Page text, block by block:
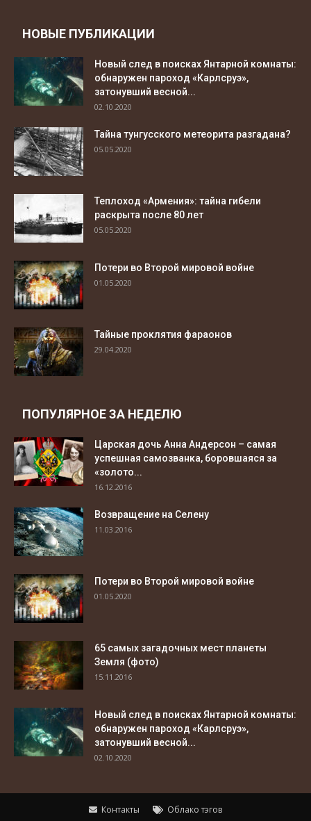
НОВЫЕ ПУБЛИКАЦИИ
Новый след в поисках Янтарной комнаты:
обнаружен пароход «Карлсруэ»,
затонувший весной...
02.10.2020
Тайна тунгусского метеорита разгадана?
05.05.2020
Теплоход «Армения»: тайна гибели
раскрыта после 80 лет
05.05.2020
Потери во Второй мировой войне
01.05.2020
Тайные проклятия фараонов
29.04.2020
ПОПУЛЯРНОЕ ЗА НЕДЕЛЮ
Царская дочь Анна Андерсон – самая
успешная самозванка, боровшаяся за
«золото...
16.12.2016
Возвращение на Селену
11.03.2016
Потери во Второй мировой войне
01.05.2020
65 самых загадочных мест планеты
Земля (фото)
15.11.2016
Новый след в поисках Янтарной комнаты:
обнаружен пароход «Карлсруэ»,
затонувший весной...
02.10.2020
Контакты Облако тэгов